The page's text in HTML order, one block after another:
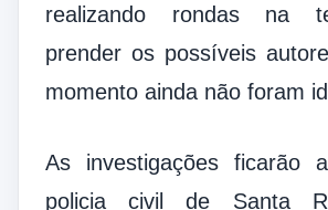
realizando rondas na
prender os possíveis
momento ainda não foram
As investigações ficarão
policia civil de Santa